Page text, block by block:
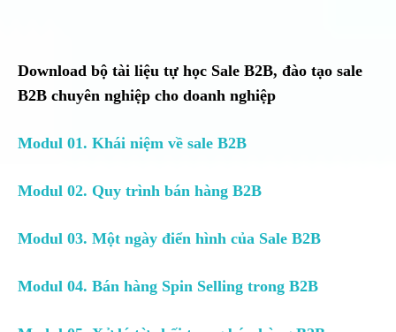
Download bộ tài liệu tự học Sale B2B, đào tạo sale
B2B chuyên nghiệp cho doanh nghiệp
Modul 01. Khái niệm về sale B2B
Modul 02. Quy trình bán hàng B2B
Modul 03. Một ngày điển hình của Sale B2B
Modul 04. Bán hàng Spin Selling trong B2B